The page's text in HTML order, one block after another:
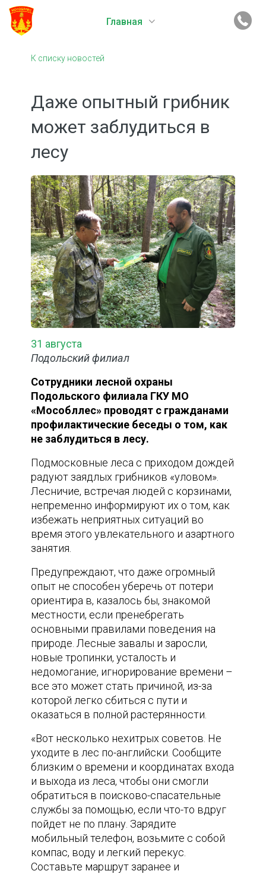
Главная
К списку новостей
Даже опытный грибник
может заблудиться в
лесу
31 августа
Подольский филиал
Сотрудники лесной охраны
Подольского филиала ГКУ МО
«Мособллес» проводят с гражданами
профилактические беседы о том, как
не заблудиться в лесу.
Подмосковные леса с приходом дождей
радуют заядлых грибников «уловом».
Лесничие, встречая людей с корзинами,
непременно информируют их о том, как
избежать неприятных ситуаций во
время этого увлекательного и азартного
занятия.
Предупреждают, что даже огромный
опыт не способен уберечь от потери
ориентира в, казалось бы, знакомой
местности, если пренебрегать
основными правилами поведения на
природе. Лесные завалы и заросли,
новые тропинки, усталость и
недомогание, игнорирование времени –
все это может стать причиной, из-за
которой легко сбиться с пути и
оказаться в полной растерянности.
«Вот несколько нехитрых советов. Не
уходите в лес по-английски. Сообщите
близким о времени и координатах входа
и выхода из леса, чтобы они смогли
обратиться в поисково-спасательные
службы за помощью, если что-то вдруг
пойдет не по плану. Зарядите
мобильный телефон, возьмите с собой
компас, воду и легкий перекус.
Составьте маршрут заранее и